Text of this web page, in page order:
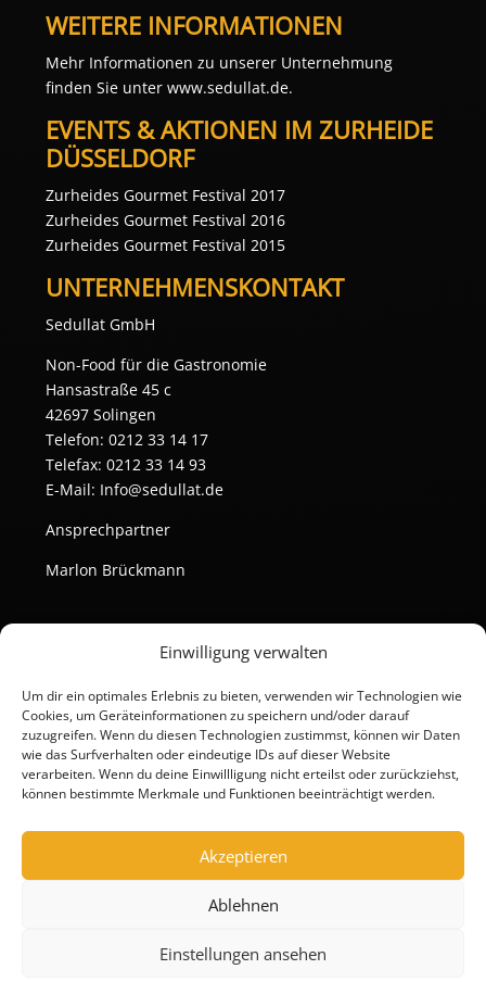
Einwilligung verwalten
Um dir ein optimales Erlebnis zu bieten, verwenden wir Technologien wie
Cookies, um Geräteinformationen zu speichern und/oder darauf
zuzugreifen. Wenn du diesen Technologien zustimmst, können wir Daten
wie das Surfverhalten oder eindeutige IDs auf dieser Website
verarbeiten. Wenn du deine Einwillligung nicht erteilst oder zurückziehst,
können bestimmte Merkmale und Funktionen beeinträchtigt werden.
Akzeptieren
Ablehnen
Einstellungen ansehen
WEITERE INFORMATIONEN
Mehr Informationen zu unserer Unternehmung
finden Sie unter www.sedullat.de.
EVENTS & AKTIONEN IM ZURHEIDE
DÜSSELDORF
Zurheides Gourmet Festival 2017
Zurheides Gourmet Festival 2016
Zurheides Gourmet Festival 2015
UNTERNEHMENSKONTAKT
Sedullat GmbH
Non-Food für die Gastronomie
Hansastraße 45 c
42697 Solingen
Telefon: 0212 33 14 17
Telefax: 0212 33 14 93
E-Mail: Info@sedullat.de
Ansprechpartner
Marlon Brückmann